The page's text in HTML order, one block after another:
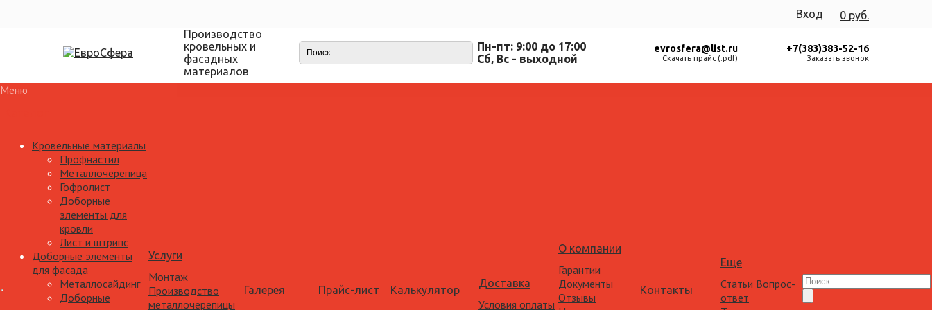
0 руб.
Вход
Производство
кровельных и
фасадных
материалов
Пн-пт: 9:00 до 17:00
Cб, Вс - выходной
evrosfera@list.ru
Скачать прайс (.pdf)
+7(383)383-52-16
Заказать звонок
Меню
Кровельные материалы
Профнастил
Металлочерепица
Гофролист
Доборные
элементы для
кровли
Лист и штрипс
Доборные элементы
для фасада
Металлосайдинг
Доборные
Услуги
Монтаж
Производство
металлочерепицы
Галерея Прайс-лист Калькулятор
Доставка
Условия оплаты
О компании
Гарантии
Документы
Отзывы
Контакты
Еще
Статьи Вопрос-
ответ